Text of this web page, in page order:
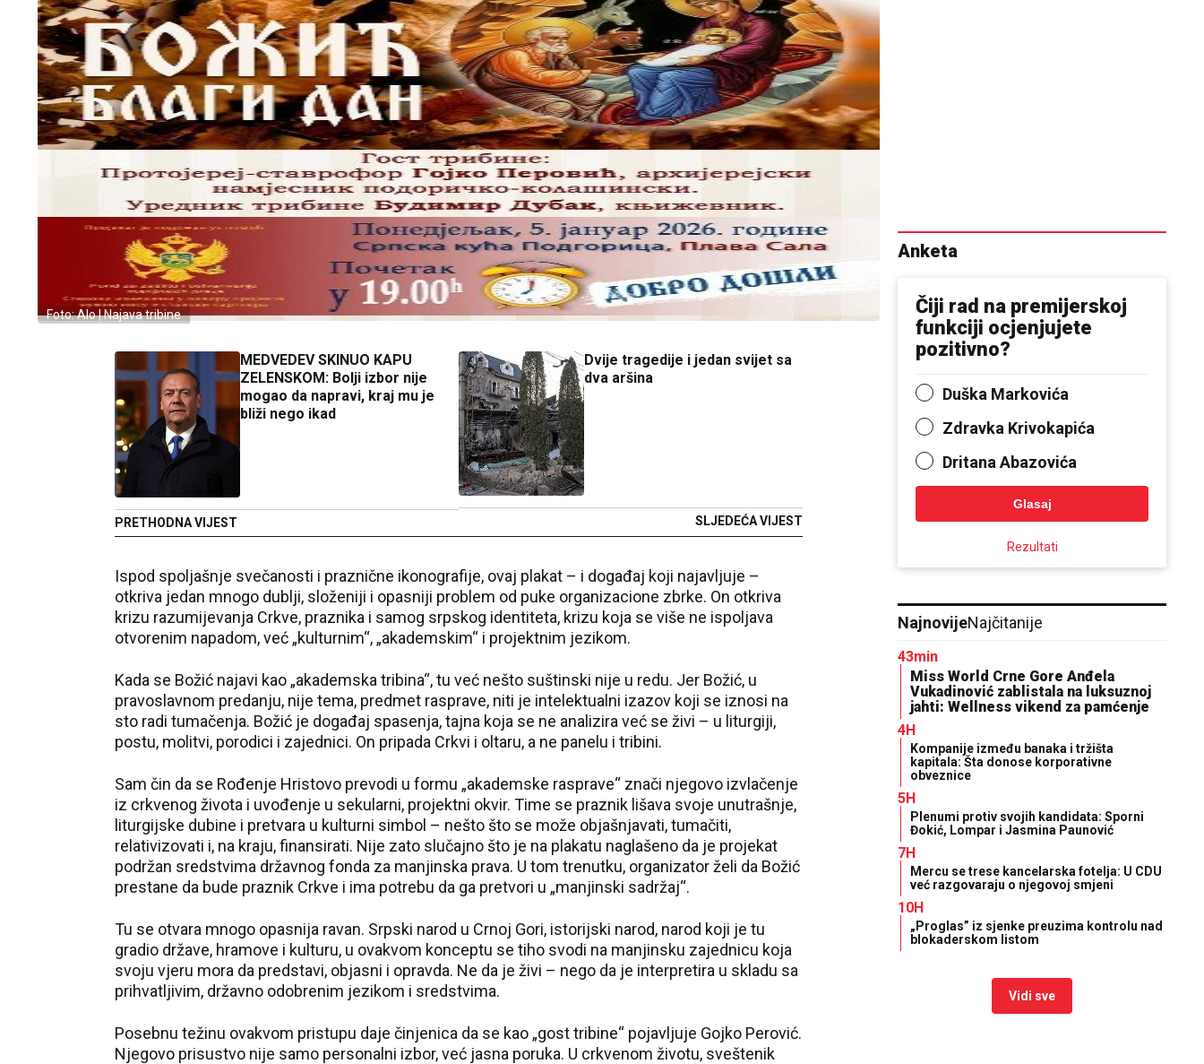
Foto: Alo | Najava tribine
MEDVEDEV SKINUO KAPU
ZELENSKOM: Bolji izbor nije
mogao da napravi, kraj mu je
bliži nego ikad
PRETHODNA VIJEST
Dvije tragedije i jedan svijet sa
dva aršina
SLJEDEĆA VIJEST
Ispod spoljašnje svečanosti i praznične ikonografije, ovaj plakat – i događaj koji najavljuje –
otkriva jedan mnogo dublji, složeniji i opasniji problem od puke organizacione zbrke. On otkriva
krizu razumijevanja Crkve, praznika i samog srpskog identiteta, krizu koja se više ne ispoljava
otvorenim napadom, već „kulturnim“, „akademskim“ i projektnim jezikom.
Kada se Božić najavi kao „akademska tribina“, tu već nešto suštinski nije u redu. Jer Božić, u
pravoslavnom predanju, nije tema, predmet rasprave, niti je intelektualni izazov koji se iznosi na
sto radi tumačenja. Božić je događaj spasenja, tajna koja se ne analizira već se živi – u liturgiji,
postu, molitvi, porodici i zajednici. On pripada Crkvi i oltaru, a ne panelu i tribini.
Sam čin da se Rođenje Hristovo prevodi u formu „akademske rasprave“ znači njegovo izvlačenje
iz crkvenog života i uvođenje u sekularni, projektni okvir. Time se praznik lišava svoje unutrašnje,
liturgijske dubine i pretvara u kulturni simbol – nešto što se može objašnjavati, tumačiti,
relativizovati i, na kraju, finansirati. Nije zato slučajno što je na plakatu naglašeno da je projekat
podržan sredstvima državnog fonda za manjinska prava. U tom trenutku, organizator želi da Božić
prestane da bude praznik Crkve i ima potrebu da ga pretvori u „manjinski sadržaj“.
Tu se otvara mnogo opasnija ravan. Srpski narod u Crnoj Gori, istorijski narod, narod koji je tu
gradio države, hramove i kulturu, u ovakvom konceptu se tiho svodi na manjinsku zajednicu koja
svoju vjeru mora da predstavi, objasni i opravda. Ne da je živi – nego da je interpretira u skladu sa
prihvatljivim, državno odobrenim jezikom i sredstvima.
Posebnu težinu ovakvom pristupu daje činjenica da se kao „gost tribine“ pojavljuje Gojko Perović.
Njegovo prisustvo nije samo personalni izbor, već jasna poruka. U crkvenom životu, sveštenik
Anketa
Čiji rad na premijerskoj
funkciji ocjenjujete
pozitivno?
Duška Markovića
Zdravka Krivokapića
Dritana Abazovića
Glasaj
Rezultati
NajnovijeNajčitanije
43min
Miss World Crne Gore Anđela
Vukadinović zablistala na luksuznoj
jahti: Wellness vikend za pamćenje
4H
Kompanije između banaka i tržišta
kapitala: Šta donose korporativne
obveznice
5H
Plenumi protiv svojih kandidata: Sporni
Đokić, Lompar i Jasmina Paunović
7H
Mercu se trese kancelarska fotelja: U CDU
već razgovaraju o njegovoj smjeni
10H
„Proglas” iz sjenke preuzima kontrolu nad
blokaderskom listom
Vidi sve